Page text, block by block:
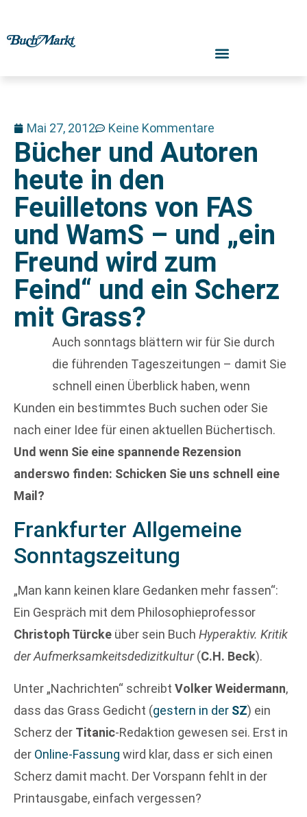
Mai 27, 2012 Keine Kommentare
Bücher und Autoren
heute in den
Feuilletons von FAS
und WamS – und „ein
Freund wird zum
Feind“ und ein Scherz
mit Grass?
Auch sonntags blättern wir für Sie durch
die führenden Tageszeitungen – damit Sie
schnell einen Überblick haben, wenn
Kunden ein bestimmtes Buch suchen oder Sie
nach einer Idee für einen aktuellen Büchertisch.
Und wenn Sie eine spannende Rezension
anderswo finden: Schicken Sie uns schnell eine
Mail?
Frankfurter Allgemeine
Sonntagszeitung
„Man kann keinen klare Gedanken mehr fassen“:
Ein Gespräch mit dem Philosophieprofessor
Christoph Türcke über sein Buch Hyperaktiv. Kritik
der Aufmerksamkeitsdedizitkultur(C.H. Beck).
Unter „Nachrichten“ schreibt Volker Weidermann,
dass das Grass Gedicht (gestern in der SZ) ein
Scherz der Titanic-Redaktion gewesen sei. Erst in
der Online-Fassung wird klar, dass er sich einen
Scherz damit macht. Der Vorspann fehlt in der
Printausgabe, einfach vergessen?